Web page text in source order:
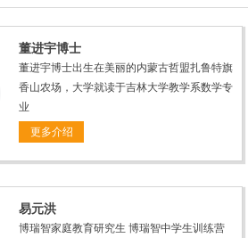
董进宇博士
董进宇博士出生在美丽的内蒙古哲盟扎鲁特旗
香山农场，大学就读于吉林大学教学系数学专
业
更多介绍
易元洪
博瑞智家庭教育研究生 博瑞智中学生训练营